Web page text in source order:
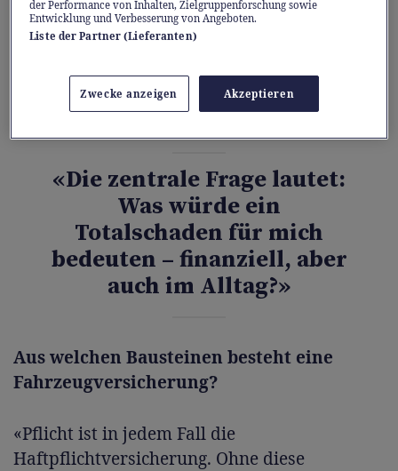
bereit sind zu zahlen, und die Risiken, gegen
die Sie sich versichern möchten, gilt es
hat bereits eine solide Grundlage, um die
passende Versicherung zu finden.»
«Die zentrale Frage lautet:
Was würde ein
Totalschaden für mich
bedeuten – finanziell, aber
auch im Alltag?»
Aus welchen Bausteinen besteht eine
Fahrzeugversicherung?
«Pflicht ist in jedem Fall die
Haftpflichtversicherung. Ohne diese
der Performance von Inhalten, Zielgruppenforschung sowie
Entwicklung und Verbesserung von Angeboten.
Liste der Partner (Lieferanten)
Zwecke anzeigen Akzeptieren